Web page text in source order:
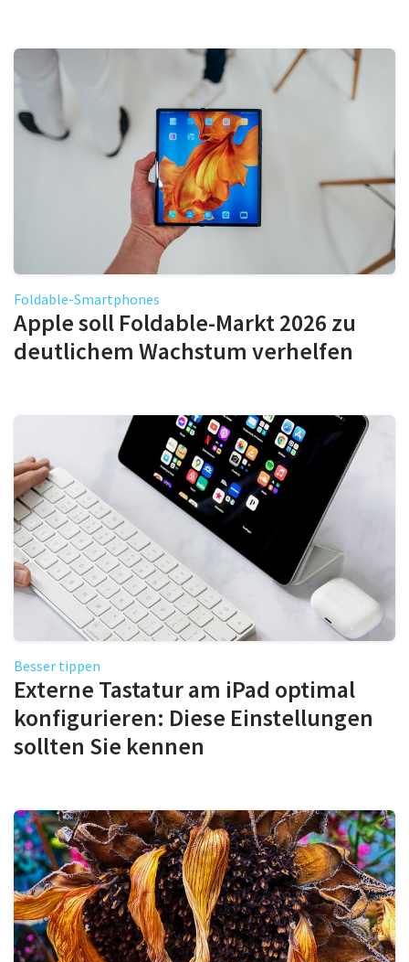
Foldable-Smartphones
Apple soll Foldable-Markt 2026 zu
deutlichem Wachstum verhelfen
Besser tippen
Externe Tastatur am iPad optimal
konfigurieren: Diese Einstellungen
sollten Sie kennen